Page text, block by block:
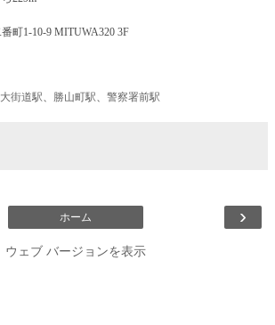
大街道駅 勝山町駅 警察署前駅
›
ホーム
ウェブ バージョンを表示